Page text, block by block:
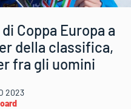
Coppa Europa a
della classifica,
fra gli uomini
2023